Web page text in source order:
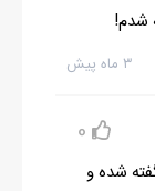
شدم!
۳ ماه پیش
0
شده و